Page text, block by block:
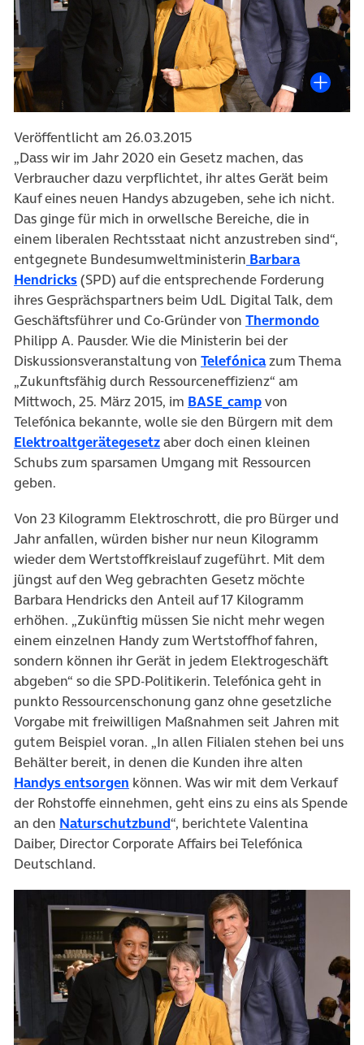
Veröffentlicht am 26.03.2015
„Dass wir im Jahr 2020 ein Gesetz machen, das
Verbraucher dazu verpflichtet, ihr altes Gerät beim
Kauf eines neuen Handys abzugeben, sehe ich nicht.
Das ginge für mich in orwellsche Bereiche, die in
einem liberalen Rechtsstaat nicht anzustreben sind“,
entgegnete Bundesumweltministerin Barbara
Hendricks(öffnet in neuem Tab)
(SPD) auf die entsprechende Forderung
ihres Gesprächspartners beim UdL Digital Talk, dem
Geschäftsführer und Co-Gründer von Thermondo
Philipp A. Pausder. Wie die Ministerin bei der
Diskussionsveranstaltung von Telefónica(öffnet in
zum Thema
„Zukunftsfähig durch Ressourceneffizienz“ am
Mittwoch, 25. März 2015, im BASE_camp(öffnet in
von
Telefónica bekannte, wolle sie den Bürgern mit dem
Elektroaltgerätegesetz(öffnet in neuem Tab)
aber doch einen kleinen
Schubs zum sparsamen Umgang mit Ressourcen
geben.
Von 23 Kilogramm Elektroschrott, die pro Bürger und
Jahr anfallen, würden bisher nur neun Kilogramm
wieder dem Wertstoffkreislauf zugeführt. Mit dem
jüngst auf den Weg gebrachten Gesetz möchte
Barbara Hendricks den Anteil auf 17 Kilogramm
erhöhen. „Zukünftig müssen Sie nicht mehr wegen
einem einzelnen Handy zum Wertstoffhof fahren,
sondern können ihr Gerät in jedem Elektrogeschäft
abgeben“ so die SPD-Politikerin. Telefónica geht in
punkto Ressourcenschonung ganz ohne gesetzliche
Vorgabe mit freiwilligen Maßnahmen seit Jahren mit
gutem Beispiel voran. „In allen Filialen stehen bei uns
Behälter bereit, in denen die Kunden ihre alten
Handys entsorgen (öffnet in neuem Tab)
können. Was wir mit dem Verkauf
der Rohstoffe einnehmen, geht eins zu eins als Spende
an den Naturschutzbund(öffnet in neuem Tab)
“, berichtete Valentina
Daiber, Director Corporate Affairs bei Telefónica
Deutschland.